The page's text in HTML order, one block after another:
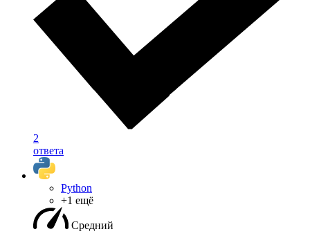
2
ответа
Python
+1 ещё
Средний